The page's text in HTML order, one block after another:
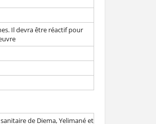
Il devra être réactif pour